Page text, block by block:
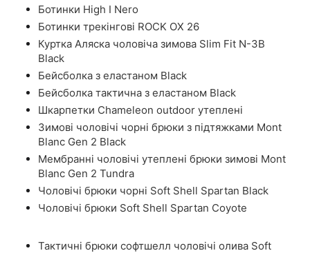
Ботинки High I Nero
Ботинки трекінгові ROCK OX 26
Куртка Аляска чоловіча зимова Slim Fit N-3B
Black
Бейсболка з еластаном Black
Бейсболка тактична з еластаном Black
Шкарпетки Chameleon outdoor утеплені
Зимові чоловічі чорні брюки з підтяжками Mont
Blanc Gen 2 Black
Мембранні чоловічі утеплені брюки зимові Mont
Blanc Gen 2 Tundra
Чоловічі брюки чорні Soft Shell Spartan Black
Чоловічі брюки Soft Shell Spartan Coyote
Тактичні брюки софтшелл чоловічі олива Soft